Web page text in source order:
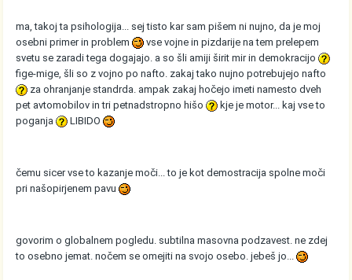
ma, takoj ta psihologija... sej tisto kar sam pišem ni nujno, da je moj
osebni primer in problem
vse vojne in pizdarije na tem prelepem
svetu se zaradi tega dogajajo. a so šli amiji širit mir in demokracijo
fige-mige, šli so z vojno po nafto. zakaj tako nujno potrebujejo nafto
za ohranjanje standrda. ampak zakaj hočejo imeti namesto dveh
pet avtomobilov in tri petnadstropno hišo
kje je motor... kaj vse to
poganja
LIBIDO
čemu sicer vse to kazanje moči... to je kot demostracija spolne moči
pri našopirjenem pavu
govorim o globalnem pogledu. subtilna masovna podzavest. ne zdej
to osebno jemat. nočem se omejiti na svojo osebo. jebeš jo...